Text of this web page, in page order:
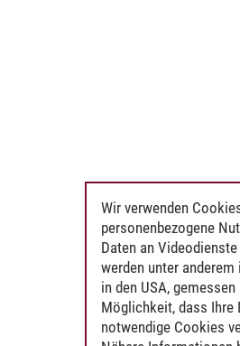
Wir verwenden
personenbezogene
Daten an
werden unter
in den USA,
Möglichkeit, dass Ihre
notwendige Cookies